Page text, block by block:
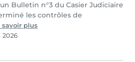
Bulletin n°3 du Casier Judiciaire
les contrôles de
savoir plus
2026